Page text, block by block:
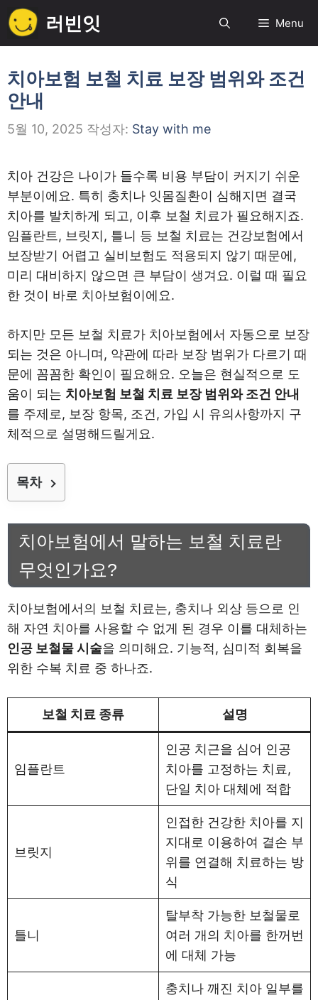
텐
츠
로
건
너
뛰
러빈잇 Menu
치아보험 보철 치료 보장 범위와 조건
안내
5월 10, 2025 작성자: Stay with me
치아 건강은 나이가 들수록 비용 부담이 커지기 쉬운
부분이에요. 특히 충치나 잇몸질환이 심해지면 결국
치아를 발치하게 되고, 이후 보철 치료가 필요해지죠.
임플란트, 브릿지, 틀니 등 보철 치료는 건강보험에서
보장받기 어렵고 실비보험도 적용되지 않기 때문에,
미리 대비하지 않으면 큰 부담이 생겨요. 이럴 때 필요
한 것이 바로 치아보험이에요.
하지만 모든 보철 치료가 치아보험에서 자동으로 보장
되는 것은 아니며, 약관에 따라 보장 범위가 다르기 때
문에 꼼꼼한 확인이 필요해요. 오늘은 현실적으로 도
움이 되는 치아보험 보철 치료 보장 범위와 조건 안내
를 주제로, 보장 항목, 조건, 가입 시 유의사항까지 구
체적으로 설명해드릴게요.
목차
치아보험에서 말하는 보철 치료란
무엇인가요?
치아보험에서의 보철 치료는, 충치나 외상 등으로 인
해 자연 치아를 사용할 수 없게 된 경우 이를 대체하는
인공 보철물 시술을 의미해요. 기능적, 심미적 회복을
위한 수복 치료 중 하나죠.
보철 치료 종류 설명
임플란트
인공 치근을 심어 인공
치아를 고정하는 치료,
단일 치아 대체에 적합
브릿지
인접한 건강한 치아를 지
지대로 이용하여 결손 부
위를 연결해 치료하는 방
식
틀니
탈부착 가능한 보철물로
여러 개의 치아를 한꺼번
에 대체 가능
충치나 깨진 치아 일부를